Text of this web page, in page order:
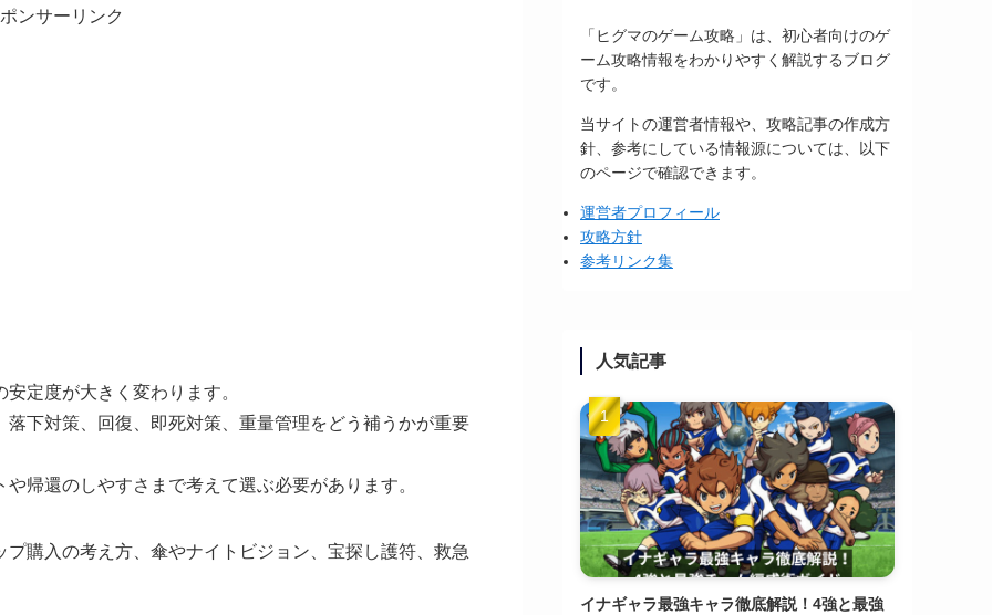
ンサーリンク
定度が大きく変わります。
下対策、回復、即死対策、重量管理をどう補うかが重要
帰還のしやすさまで考えて選ぶ必要があります。
購入の考え方、傘やナイトビジョン、宝探し護符、救急
「ヒグマのゲーム攻略」は、初心者向けのゲ
ーム攻略情報をわかりやすく解説するブログ
です。
当サイトの運営者情報や、攻略記事の作成方
針、参考にしている情報源については、以下
のページで確認できます。
運営者プロフィール
攻略方針
参考リンク集
人気記事
イナギャラ最強キャラ徹底解説！4強と最強